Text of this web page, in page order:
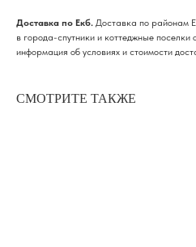
Доставка по Екб. Доставка по районам
в города-спутники и коттеджные поселки
информация об условиях и стоимости
СМОТРИТЕ ТАКЖЕ